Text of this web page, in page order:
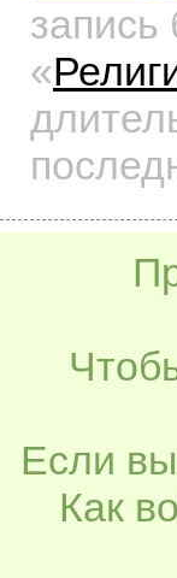
запись
«
Если
Как